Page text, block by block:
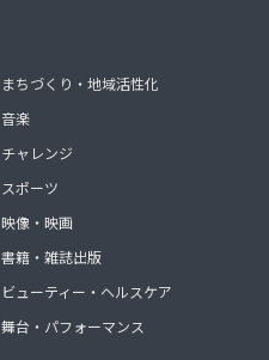
まちづくり・地域活性化
音楽
チャレンジ
スポーツ
映像・映画
書籍・雑誌出版
ビューティー・ヘルスケア
舞台・パフォーマンス